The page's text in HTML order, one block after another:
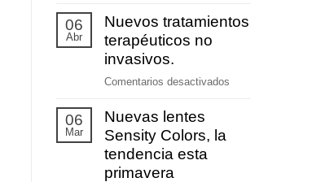
saludable
06
Abr
Nuevos tratamientos
terapéuticos no
invasivos.
Comentarios desactivados
06
Mar
Nuevas lentes
Sensity Colors, la
tendencia esta
primavera